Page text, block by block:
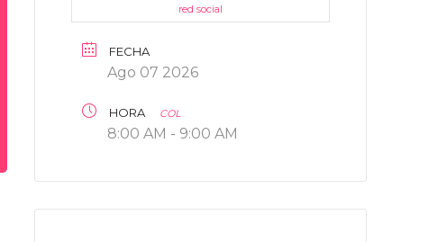
red social
FECHA
Ago 07 2026
HORA COL
8:00 AM - 9:00 AM